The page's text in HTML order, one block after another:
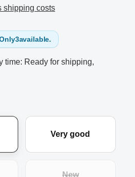
shipping costs
3available.
time: Ready for shipping,
Very good
New